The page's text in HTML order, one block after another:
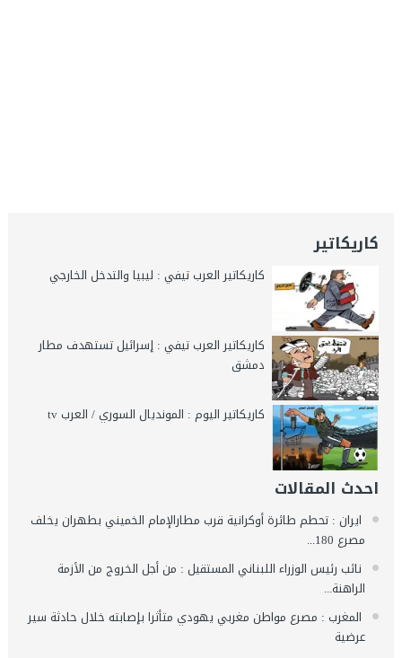
كاريكاتير
كاريكاتير العرب تيفي : ليبيا والتدخل الخارجي
كاريكاتير العرب تيفي : إسرائيل تستهدف مطار
دمشق
كاريكاتير اليوم : المونديال السوري / العرب tv
احدث المقالات
ايران : تحطم طائرة أوكرانية قرب مطارالإمام الخميني بطهران يخلف
مصرع 180...
نائب رئيس الوزراء اللبناني المستقيل : من أجل الخروج من الأزمة
الراهنة...
المغرب : مصرع مواطن مغربي يهودي متأثرا بإصابته خلال حادثة سير
عرضية